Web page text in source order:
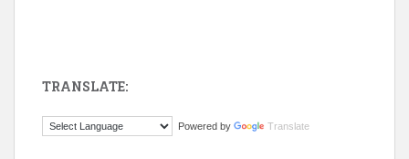
El ayuntamiento se va a llevar a Los Gatos callejeros de la zona los
TRANSLATE:
Powered by Translate